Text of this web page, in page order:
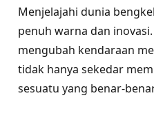
Menjelajahi dunia
penuh warna dan
mengubah kendaraan
tidak hanya sekedar
sesuatu yang benar-